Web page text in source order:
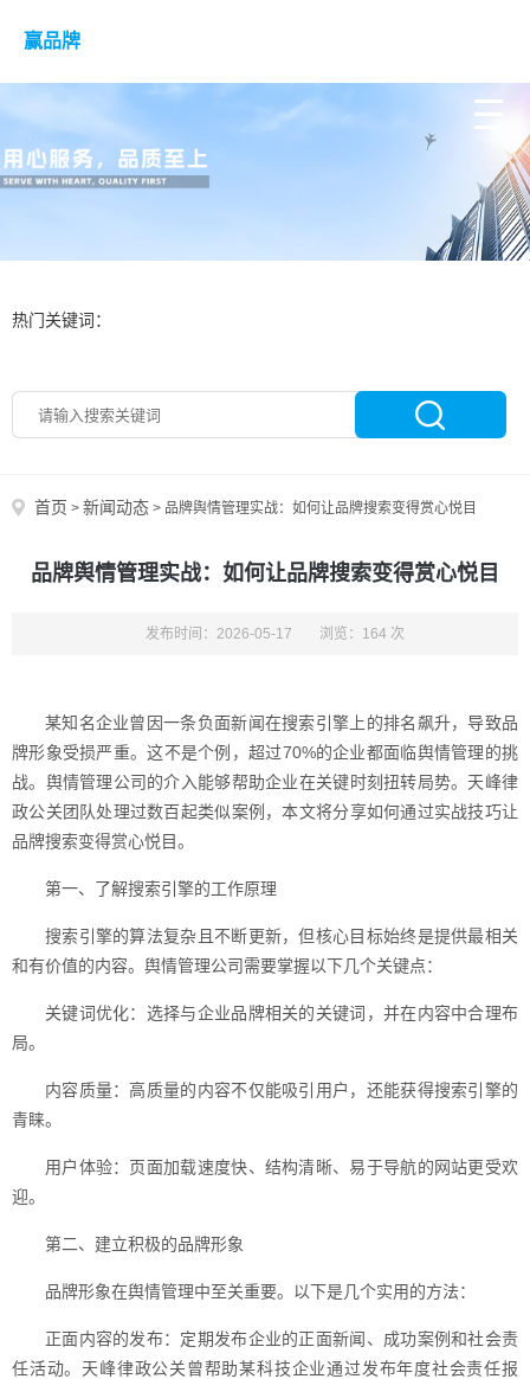
赢品牌
热门关键词：
首页 > 新闻动态 > 品牌舆情管理实战：如何让品牌搜索变得赏心悦目
品牌舆情管理实战：如何让品牌搜索变得赏心悦目
发布时间：2026-05-17 浏览：164 次
某知名企业曾因一条负面新闻在搜索引擎上的排名飙升，导致品
牌形象受损严重。这不是个例，超过70%的企业都面临舆情管理的挑
战。舆情管理公司的介入能够帮助企业在关键时刻扭转局势。天峰律
政公关团队处理过数百起类似案例，本文将分享如何通过实战技巧让
品牌搜索变得赏心悦目。
第一、了解搜索引擎的工作原理
搜索引擎的算法复杂且不断更新，但核心目标始终是提供最相关
和有价值的内容。舆情管理公司需要掌握以下几个关键点：
关键词优化：选择与企业品牌相关的关键词，并在内容中合理布
局。
内容质量：高质量的内容不仅能吸引用户，还能获得搜索引擎的
青睐。
用户体验：页面加载速度快、结构清晰、易于导航的网站更受欢
迎。
第二、建立积极的品牌形象
品牌形象在舆情管理中至关重要。以下是几个实用的方法：
正面内容的发布：定期发布企业的正面新闻、成功案例和社会责
任活动。天峰律政公关曾帮助某科技企业通过发布年度社会责任报